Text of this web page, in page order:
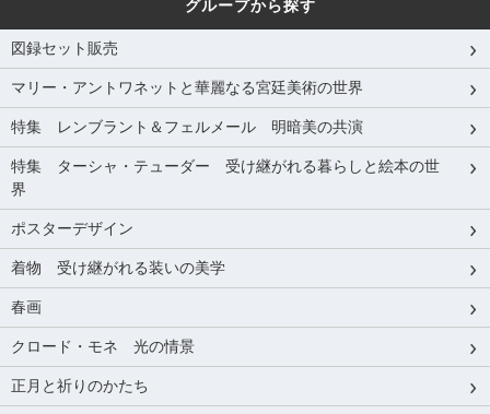
グループから探す
図録セット販売
マリー・アントワネットと華麗なる宮廷美術の世界
特集 レンブラント＆フェルメール 明暗美の共演
特集 ターシャ・テューダー 受け継がれる暮らしと絵本の世
界
ポスターデザイン
着物 受け継がれる装いの美学
春画
クロード・モネ 光の情景
正月と祈りのかたち